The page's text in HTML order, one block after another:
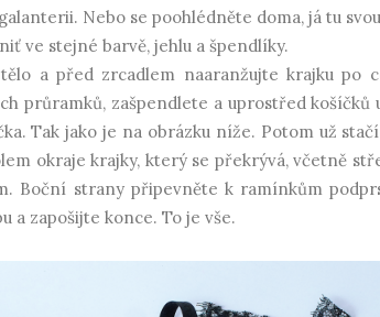
Nebo se poohlédněte doma, já tu
ve stejné barvě, jehlu a špendlíky.
a před zrcadlem naaranžujte krajku po
průramků, zašpendlete a uprostřed košíčků
Tak jako je na obrázku níže. Potom už
okraje krajky, který se překrývá, včetně
Boční strany připevněte k ramínkům
a zapošijte konce. To je vše.